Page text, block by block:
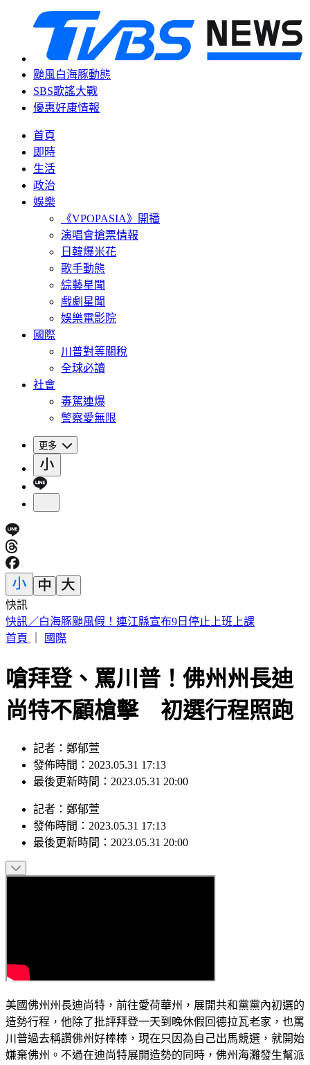
颱風白海豚動態
SBS歌謠大戰
優惠好康情報
首頁
即時
生活
政治
娛樂
《VPOPASIA》開播
演唱會搶票情報
日韓爆米花
歌手動態
綜藝星聞
戲劇星聞
娛樂電影院
國際
川普對等關稅
全球必讀
社會
毒駕連爆
警察愛無限
更多
快訊
淡水驚見龍捲風！氣象署揭成因證實：的確觀測到鉤狀母雲
首頁
國際
嗆拜登、罵川普！佛州州長迪
尚特不顧槍擊 初選行程照跑
記者：鄭郁萱
發佈時間：2023.05.31 17:13
最後更新時間：2023.05.31 20:00
記者 ： 鄭郁萱
發佈時間： 2023.05.31 17:13
最後更新時間： 2023.05.31 20:00
美國佛州州長迪尚特，前往愛荷華州，展開共和黨黨內初選的
造勢行程，他除了批評拜登一天到晚休假回德拉瓦老家，也罵
川普過去稱讚佛州好棒棒，現在只因為自己出馬競選，就開始
嫌棄佛州。不過在迪尚特展開造勢的同時，佛州海灘發生幫派